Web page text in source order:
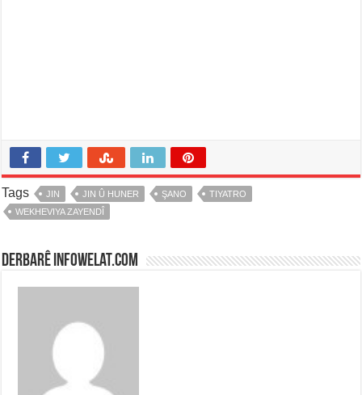
Tags JIN JIN Û HUNER ŞANO
TIYATRO
WEKHEVIYA ZAYENDÎ
Derbarê infowelat.com